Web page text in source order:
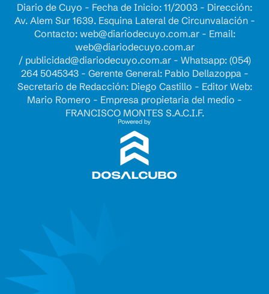
Diario de Cuyo - Fecha de Inicio: 11/2003 - Dirección:
Av. Alem Sur 1639. Esquina Lateral de Circunvalación -
Contacto: web@diariodecuyo.com.ar- Email:
web@diariodecuyo.com.ar
/ publicidad@diariodecuyo.com.ar- Whatsapp: (054)
264 5045343 - Gerente General: Pablo Dellazoppa -
Secretario de Redacción: Diego Castillo - Editor Web:
Mario Romero - Empresa propietaria del medio -
FRANCISCO MONTES S.A.C.I.F.